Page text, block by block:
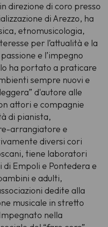
direzione di coro presso
di Arezzo, ha
etnomusicologia,
per l’attualità e la
e l’impegno
ha portato a praticare
sempre nuovi e
d'autore alle
attori e compagnie
di pianista,
arrangiatore e
diversi cori
tiene laboratori
Empoli e Pontedera e
e adulti,
dedite alla
musicale in stretto
nella